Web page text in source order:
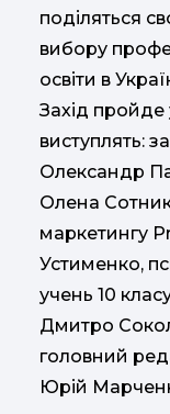
поділяться
вибору
освіти в
Захід пройде
виступлять:
Олександр
Олена
маркетингу
Устименко,
учень 10
Дмитро
головний
Юрій